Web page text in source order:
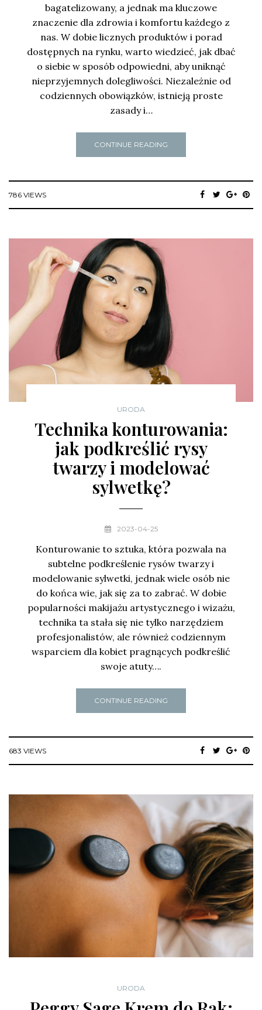
bagatelizowany, a jednak ma kluczowe
znaczenie dla zdrowia i komfortu każdego z
nas. W dobie licznych produktów i porad
dostępnych na rynku, warto wiedzieć, jak dbać
o siebie w sposób odpowiedni, aby uniknąć
nieprzyjemnych dolegliwości. Niezależnie od
codziennych obowiązków, istnieją proste
zasady i…
CONTINUE READING
786 VIEWS
URODA
Technika konturowania:
jak podkreślić rysy
twarzy i modelować
sylwetkę?
2023-04-25
Konturowanie to sztuka, która pozwala na
subtelne podkreślenie rysów twarzy i
modelowanie sylwetki, jednak wiele osób nie
do końca wie, jak się za to zabrać. W dobie
popularności makijażu artystycznego i wizażu,
technika ta stała się nie tylko narzędziem
profesjonalistów, ale również codziennym
wsparciem dla kobiet pragnących podkreślić
swoje atuty….
CONTINUE READING
683 VIEWS
URODA